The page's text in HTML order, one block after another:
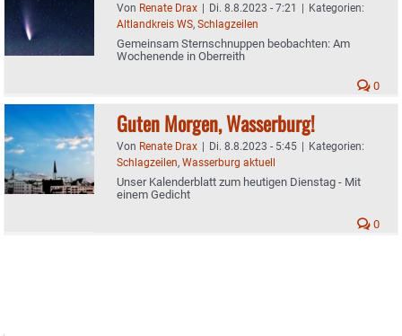
Von Renate Drax | Di. 8.8.2023 - 7:21 | Kategorien:
Altlandkreis WS, Schlagzeilen
Gemeinsam Sternschnuppen beobachten: Am
Wochenende in Oberreith
0
Guten Morgen, Wasserburg!
Von Renate Drax | Di. 8.8.2023 - 5:45 | Kategorien:
Schlagzeilen, Wasserburg aktuell
Unser Kalenderblatt zum heutigen Dienstag - Mit
einem Gedicht
0